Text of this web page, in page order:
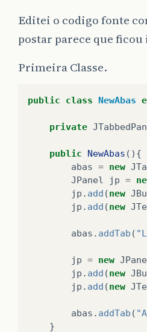
Editei o codigo fonte
postar parece que ficou
Primeira Classe.
public class NewAbas
private
public NewAbas (){
abas = new
JPanel
jp =
jp . add (new
jp . add (new
abas . addTab (
jp = new
jp . add (new
jp . add (new
abas . addTab (
}